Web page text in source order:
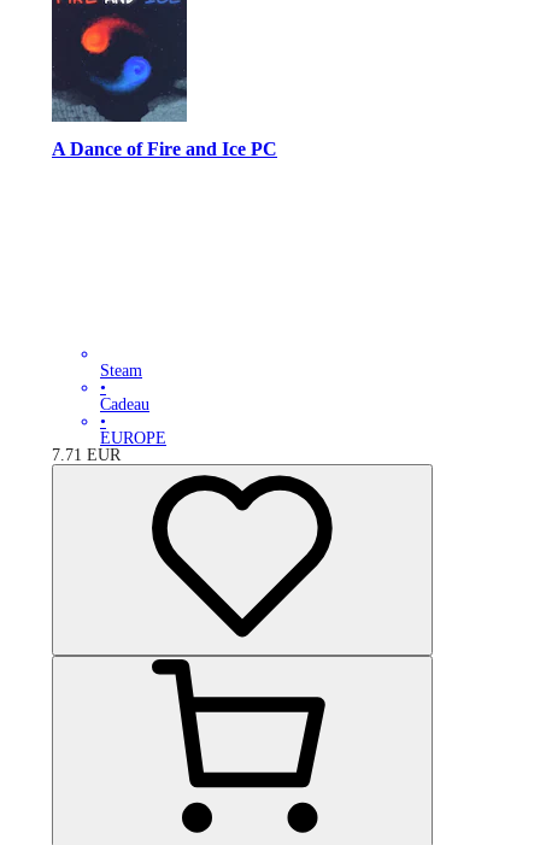
A Dance of Fire and Ice PC
Steam
•
Cadeau
•
EUROPE
7.71 EUR